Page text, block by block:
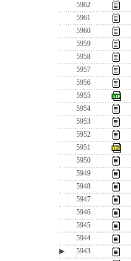
5962
5961
5960
5959
5958
5957
5956
5955
5954
5953
5952
5951
5950
5949
5948
5947
5946
5945
5944
▶
5943